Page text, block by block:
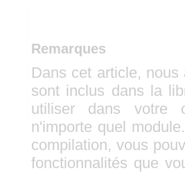
Remarques
Dans cet article,
sont inclus dans la
utiliser dans votre
n'importe quel
compilation, vous
fonctionnalités que